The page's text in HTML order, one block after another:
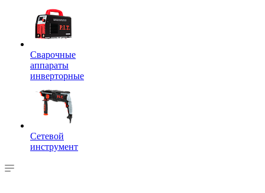
Сварочные
аппараты
инверторные
Сетевой
инструмент